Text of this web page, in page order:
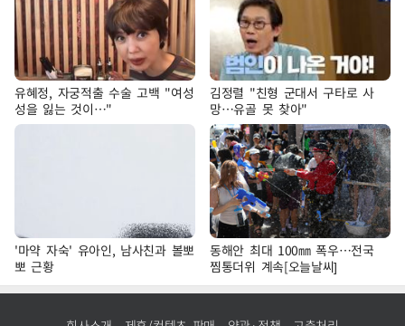
유혜정, 자궁적출 수술 고백 "여성
성을 잃는 것이…"
김정렬 "친형 군대서 구타로 사
망…유골 못 찾아"
'마약 자숙' 유아인, 남사친과 볼뽀
뽀 근황
동해안 최대 100㎜ 폭우…전국
찜통더위 계속[오늘날씨]